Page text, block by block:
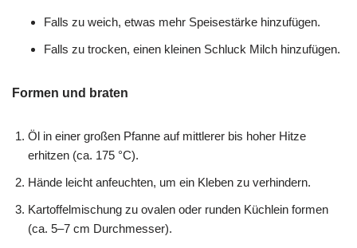
Falls zu weich, etwas mehr Speisestärke hinzufügen.
Falls zu trocken, einen kleinen Schluck Milch hinzufügen.
Formen und braten
Öl in einer großen Pfanne auf mittlerer bis hoher Hitze
erhitzen (ca. 175 °C).
Hände leicht anfeuchten, um ein Kleben zu verhindern.
Kartoffelmischung zu ovalen oder runden Küchlein formen
(ca. 5–7 cm Durchmesser).